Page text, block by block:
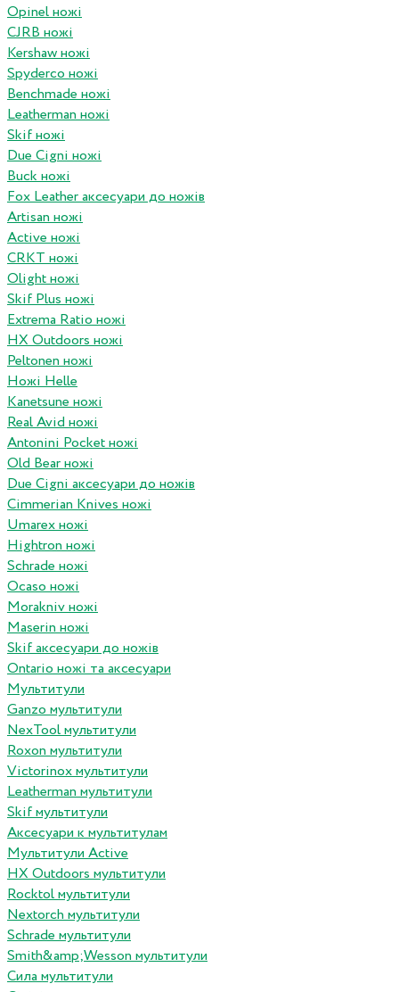
Opinel ножі
CJRB ножі
Kershaw ножі
Spyderco ножі
Benchmade ножі
Leatherman ножі
Skif ножі
Due Cigni ножі
Buck ножі
Fox Leather аксесуари до ножів
Artisan ножі
Active ножі
CRKT ножі
Olight ножі
Skif Plus ножі
Extrema Ratio ножі
HX Outdoors ножі
Peltonen ножі
Ножі Helle
Kanetsune ножі
Real Avid ножі
Antonini Pocket ножі
Old Bear ножі
Due Cigni аксесуари до ножів
Cimmerian Knives ножі
Umarex ножі
Hightron ножі
Schrade ножі
Ocaso ножі
Morakniv ножі
Maserin ножі
Skif аксесуари до ножів
Ontario ножі та аксесуари
Мультитули
Ganzo мультитули
NexTool мультитули
Roxon мультитули
Victorinox мультитули
Leatherman мультитули
Skif мультитули
Аксесуари к мультитулам
Мультитули Active
HX Outdoors мультитули
Rocktol мультитули
Nextorch мультитули
Schrade мультитули
Smith&amp;Wesson мультитули
Сила мультитули